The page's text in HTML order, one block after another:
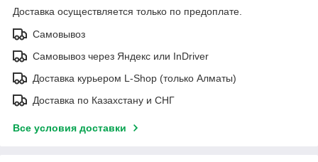
Доставка осуществляется только по предоплате.
Самовывоз
Самовывоз через Яндекс или InDriver
Доставка курьером L-Shop (только Алматы)
Доставка по Казахстану и СНГ
Все условия доставки